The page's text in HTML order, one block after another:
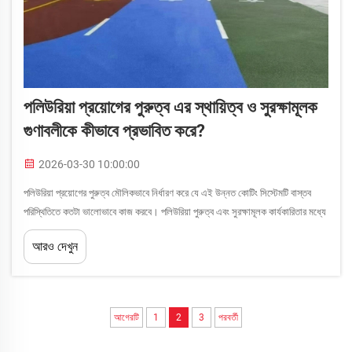
পলিউরিয়া প্রয়োগের পুরুত্ব এর স্থায়িত্ব ও সুরক্ষামূলক
গুণাবলীকে কীভাবে প্রভাবিত করে?
2026-03-30 10:00:00
পলিউরিয়া প্রয়োগের পুরুত্ব মৌলিকভাবে নির্ধারণ করে যে এই উন্নত কোটিং সিস্টেমটি বাস্তব
পরিস্থিতিতে কতটা ভালোভাবে কাজ করবে। পলিউরিয়া পুরুত্ব এবং সুরক্ষামূলক কার্যকারিতার মধ্যে
সম্পর্ক বোঝা প্রকৌশলীদের জন্য অত্যন্ত গুরুত্বপূর্ণ...
আরও দেখুন
আগেরটি 1 2 3 পরবর্তী